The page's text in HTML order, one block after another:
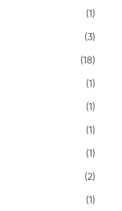
(1)
(3)
(18)
(1)
(1)
(1)
(1)
(2)
(1)